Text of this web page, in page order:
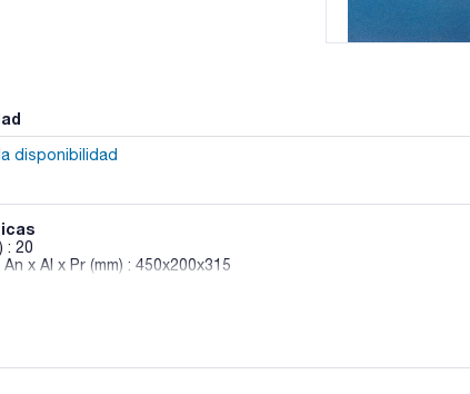
disponibilidad
: 20
x Al x Pr (mm) : 450x200x315
de PE de alta densidad